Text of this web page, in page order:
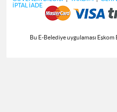
İPTAL İADE
Bu E-Belediye uygulaması Eşkom